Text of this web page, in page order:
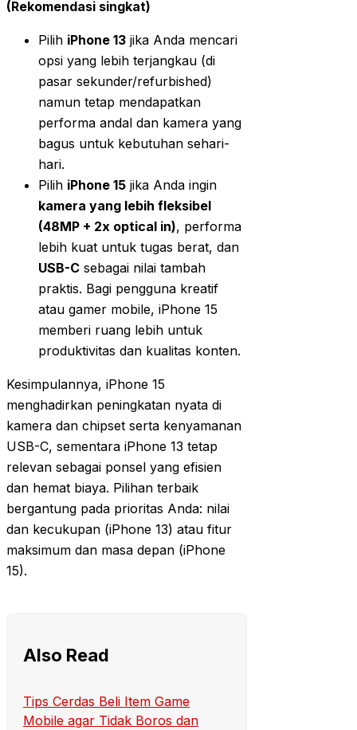
(Rekomendasi singkat)
Pilih iPhone 13 jika Anda mencari
opsi yang lebih terjangkau (di
pasar sekunder/refurbished)
namun tetap mendapatkan
performa andal dan kamera yang
bagus untuk kebutuhan sehari-
hari.
Pilih iPhone 15 jika Anda ingin
kamera yang lebih fleksibel
(48MP + 2x optical in), performa
lebih kuat untuk tugas berat, dan
USB-C sebagai nilai tambah
praktis. Bagi pengguna kreatif
atau gamer mobile, iPhone 15
memberi ruang lebih untuk
produktivitas dan kualitas konten.
Kesimpulannya, iPhone 15
menghadirkan peningkatan nyata di
kamera dan chipset serta kenyamanan
USB-C, sementara iPhone 13 tetap
relevan sebagai ponsel yang efisien
dan hemat biaya. Pilihan terbaik
bergantung pada prioritas Anda: nilai
dan kecukupan (iPhone 13) atau fitur
maksimum dan masa depan (iPhone
15).
Also Read
Tips Cerdas Beli Item Game
Mobile agar Tidak Boros dan